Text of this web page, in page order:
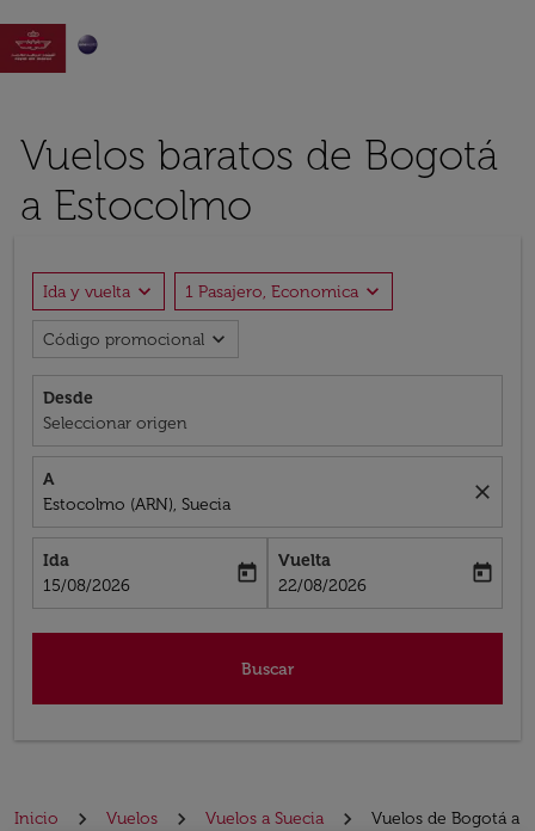

Vuelos baratos de Bogotá
a Estocolmo
Ida y vuelta expand_more 1 Pasajero, Economica expand_more
Código promocional expand_more
Desde
Seleccionar origen
A
Estocolmo (ARN), Suecia
close
Ida
fc-booking-departure-date-aria-label
15/08/2026
today
Vuelta
fc-booking-return-date-aria-label
22/08/2026
today
Buscar
Inicio Vuelos Vuelos a Suecia
Vuelos de Bogotá a